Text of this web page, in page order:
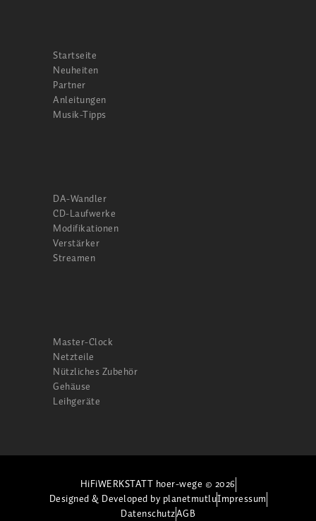
Startseite
Neuheiten
Partner
Anleitungen
Musik-Tipps
DA-Wandler
CD-Laufwerke
Modifikationen
Verstärker
Streamen
Master-Clock
Netzteile
Nützliches Zubehör
Gehäuse
Leihgeräte
HiFiWERKSTATT hoer-wege © 2026
Designed & Developed by planetmutluImpressum
DatenschutzAGB